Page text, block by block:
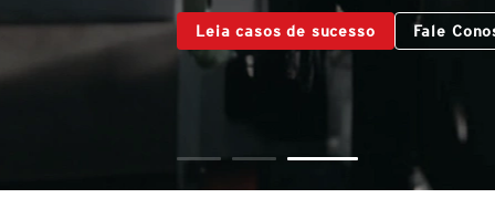
Leia casos de sucesso Fale